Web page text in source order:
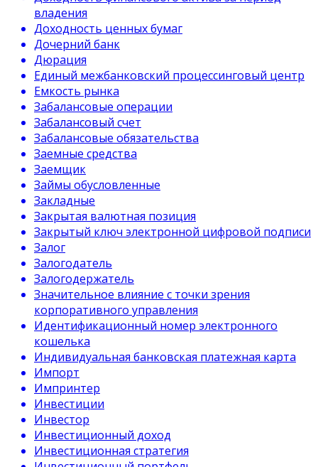
владения
Доходность ценных бумаг
Дочерний банк
Дюрация
Единый межбанковский процессинговый центр
Емкость рынка
Забалансовые операции
Забалансовый счет
Забалансовые обязательства
Заемные средства
Заемщик
Займы обусловленные
Закладные
Закрытая валютная позиция
Закрытый ключ электронной цифровой подписи
Залог
Залогодатель
Залогодержатель
Значительное влияние с точки зрения
корпоративного управления
Идентификационный номер электронного
кошелька
Индивидуальная банковская платежная карта
Импорт
Импринтер
Инвестиции
Инвестор
Инвестиционный доход
Инвестиционная стратегия